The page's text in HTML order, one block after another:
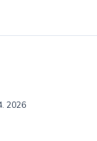
2026